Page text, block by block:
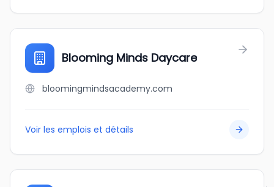
Blooming Minds Daycare
bloomingmindsacademy.com
Voir les emplois et détails